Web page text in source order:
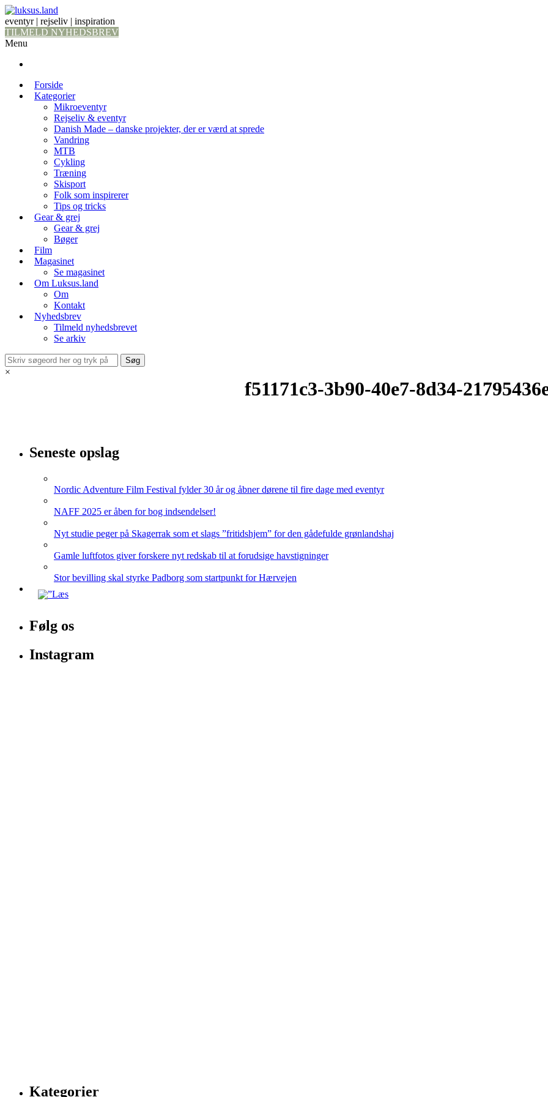
eventyr | rejseliv | inspiration
TILMELD NYHEDSBREV
Menu
Forside
Kategorier
Mikroeventyr
Rejseliv & eventyr
Danish Made – danske projekter, der er værd at sprede
Vandring
MTB
Cykling
Træning
Skisport
Folk som inspirerer
Tips og tricks
Gear & grej
Gear & grej
Bøger
Film
Magasinet
Se magasinet
Om Luksus.land
Om
Kontakt
Nyhedsbrev
Tilmeld nyhedsbrevet
Se arkiv
×
f51171c3-3b90-40e7-8d34-
Seneste opslag
Nordic Adventure Film Festival fylder 30 år og åbner dørene til fire dage med eventyr
NAFF 2025 er åben for bog indsendelser!
Nyt studie peger på Skagerrak som et slags ”fritidshjem” for den gådefulde grønlandshaj
Gamle luftfotos giver forskere nyt redskab til at forudsige havstigninger
Stor bevilling skal styrke Padborg som startpunkt for Hærvejen
Følg os
Instagram
Kategorier